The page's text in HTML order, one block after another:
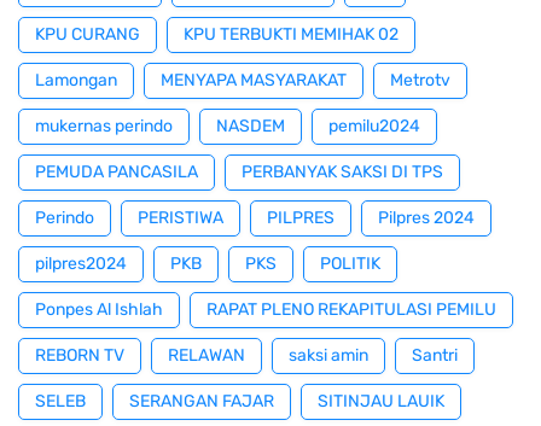
KPU CURANG KPU TERBUKTI MEMIHAK 02
Lamongan MENYAPA MASYARAKAT Metrotv
mukernas perindo NASDEM pemilu2024
PEMUDA PANCASILA PERBANYAK SAKSI DI TPS
Perindo PERISTIWA PILPRES Pilpres 2024
pilpres2024 PKB PKS POLITIK
Ponpes Al Ishlah RAPAT PLENO REKAPITULASI PEMILU
REBORN TV RELAWAN saksi amin Santri
SELEB SERANGAN FAJAR SITINJAU LAUIK